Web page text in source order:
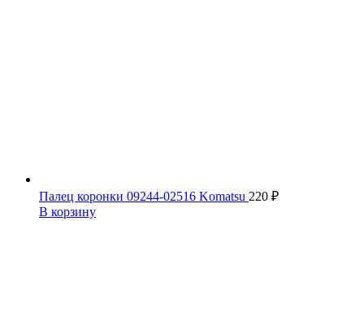
Палец коронки 09244-02516 Komatsu 220 ₽
В корзину